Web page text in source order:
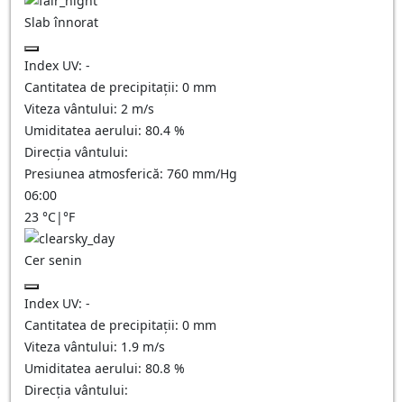
Slab înnorat
Index UV: -
Cantitatea de precipitații: 0 mm
Viteza vântului: 2 m/s
Umiditatea aerului: 80.4 %
Direcția vântului:
Presiunea atmosferică: 760 mm/Hg
06:00
23 °C|°F
Cer senin
Index UV: -
Cantitatea de precipitații: 0 mm
Viteza vântului: 1.9 m/s
Umiditatea aerului: 80.8 %
Direcția vântului: